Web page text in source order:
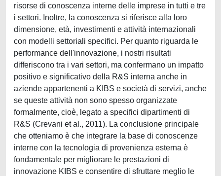
risorse di conoscenza interne delle imprese in tutti e tre
i settori. Inoltre, la conoscenza si riferisce alla loro
dimensione, età, investimenti e attività internazionali
con modelli settoriali specifici. Per quanto riguarda le
performance dell'innovazione, i nostri risultati
differiscono tra i vari settori, ma confermano un impatto
positivo e significativo della R&S interna anche in
aziende appartenenti a KIBS e società di servizi, anche
se queste attività non sono spesso organizzate
formalmente, cioè, legato a specifici dipartimenti di
R&S (Crevani et al., 2011). La conclusione principale
che otteniamo è che integrare la base di conoscenze
interne con la tecnologia di provenienza esterna è
fondamentale per migliorare le prestazioni di
innovazione KIBS e consentire di sfruttare meglio le